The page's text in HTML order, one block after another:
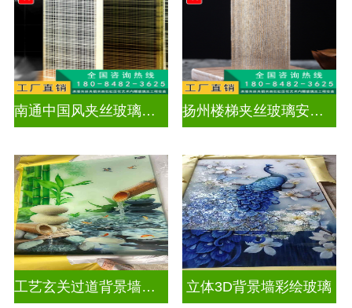
南通中国风夹丝玻璃销售 扬州楼梯夹丝玻璃安装电话
工艺玄关过道背景墙画UV打印加工 立体3D背景墙彩绘玻璃